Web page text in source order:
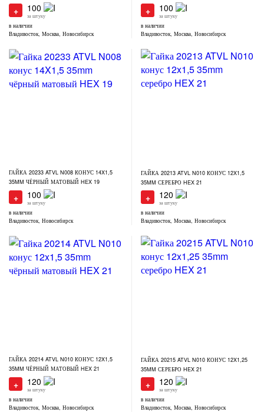
+ 100
за штуку
в наличии
Владивосток, Москва, Новосибирск
+ 100
за штуку
в наличии
Владивосток, Москва, Новосибирск
ГАЙКА 20233 ATVL N008 КОНУС 14X1,5
35MM ЧЁРНЫЙ МАТОВЫЙ HEX 19
+ 100
за штуку
в наличии
Владивосток, Новосибирск
ГАЙКА 20213 ATVL N010 КОНУС 12X1,5
35MM СЕРЕБРО HEX 21
+ 120
за штуку
в наличии
Владивосток, Москва, Новосибирск
ГАЙКА 20214 ATVL N010 КОНУС 12X1,5
35MM ЧЁРНЫЙ МАТОВЫЙ HEX 21
+ 120
за штуку
в наличии
Владивосток, Москва, Новосибирск
ГАЙКА 20215 ATVL N010 КОНУС 12X1,25
35MM СЕРЕБРО HEX 21
+ 120
за штуку
в наличии
Владивосток, Москва, Новосибирск